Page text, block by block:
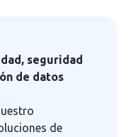
seguridad
de datos
de